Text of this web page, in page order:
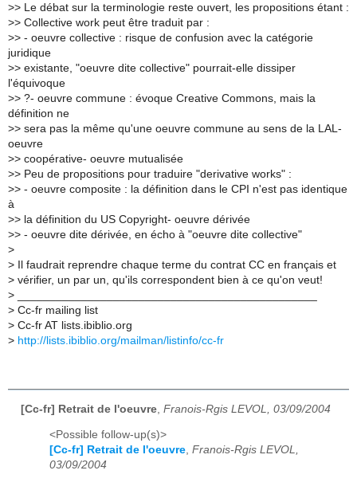
>> Le débat sur la terminologie reste ouvert, les propositions étant :
>> Collective work peut être traduit par :
>> - oeuvre collective : risque de confusion avec la catégorie
juridique
>> existante, "oeuvre dite collective" pourrait-elle dissiper
l'équivoque
>> ?- oeuvre commune : évoque Creative Commons, mais la
définition ne
>> sera pas la même qu'une oeuvre commune au sens de la LAL-
oeuvre
>> coopérative- oeuvre mutualisée
>> Peu de propositions pour traduire "derivative works" :
>> - oeuvre composite : la définition dans le CPI n'est pas identique
à
>> la définition du US Copyright- oeuvre dérivée
>> - oeuvre dite dérivée, en écho à "oeuvre dite collective"
>
> Il faudrait reprendre chaque terme du contrat CC en français et
> vérifier, un par un, qu'ils correspondent bien à ce qu'on veut!
>
> Cc-fr mailing list
> Cc-fr AT lists.ibiblio.org
> http://lists.ibiblio.org/mailman/listinfo/cc-fr
[Cc-fr] Retrait de l'oeuvre Franois-Rgis LEVOL, 03/09/2004
<Possible follow-up(s)>
[Cc-fr] Retrait de l'oeuvre, Franois-Rgis LEVOL,
03/09/2004